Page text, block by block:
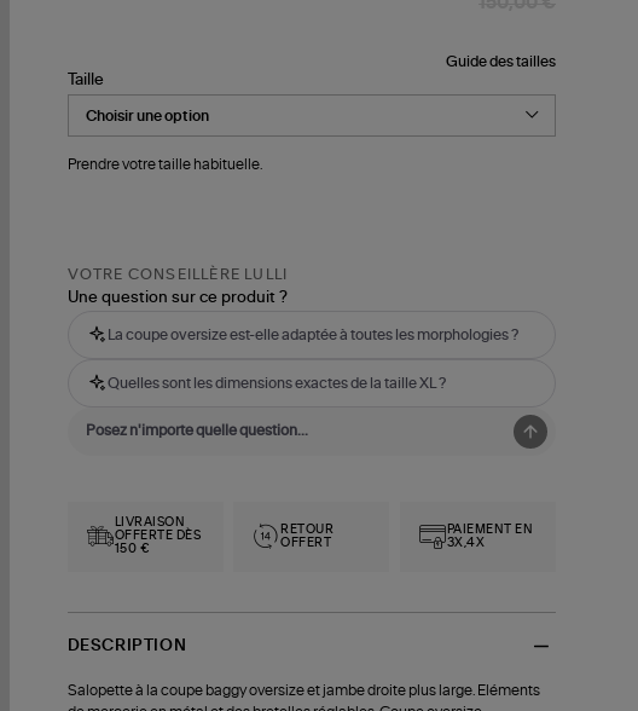
Guide des tailles
Taille
Prendre votre taille habituelle.
VOTRE CONSEILLÈRE LULLI
Une question sur ce produit ?
La coupe oversize est-elle adaptée à toutes les morphologies ?
Quelles sont les dimensions exactes de la taille XL ?
LIVRAISON
OFFERTE DÈS
150 €
RETOUR
OFFERT
PAIEMENT EN
3X,4X
DESCRIPTION
Salopette à la coupe baggy oversize et jambe droite plus large. Eléments